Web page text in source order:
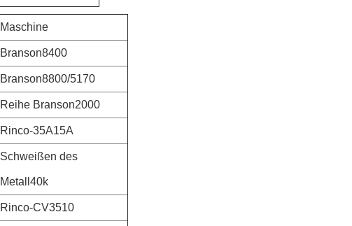
Maschine
Branson8400
Branson8800/5170
Reihe Branson2000
Rinco-35A15A
Schweißen des
Metall40k
Rinco-CV3510